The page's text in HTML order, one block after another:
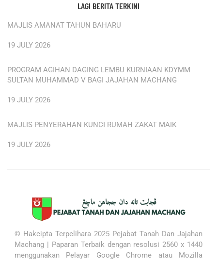
LAGI BERITA TERKINI
MAJLIS AMANAT TAHUN BAHARU
19 JULY 2026
PROGRAM AGIHAN DAGING LEMBU KURNIAAN KDYMM
SULTAN MUHAMMAD V BAGI JAJAHAN MACHANG
19 JULY 2026
MAJLIS PENYERAHAN KUNCI RUMAH ZAKAT MAIK
19 JULY 2026
© Hakcipta Terpelihara 2025 Pejabat Tanah Dan Jajahan
Machang | Paparan Terbaik dengan resolusi 2560 x 1440
menggunakan Pelayar Google Chrome atau Mozilla